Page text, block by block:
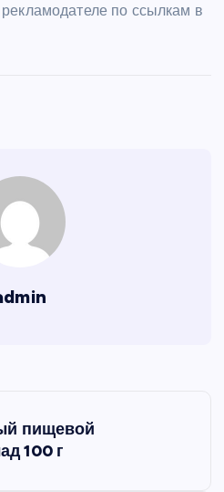
по ссылкам в
пищевой
100 г